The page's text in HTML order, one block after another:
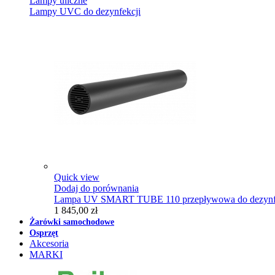
Lampy UVC do dezynfekcji
Quick view
Dodaj do porównania
Lampa UV SMART TUBE 110 przepływowa do
1 845,00 zł
Żarówki samochodowe
Osprzęt
Akcesoria
MARKI